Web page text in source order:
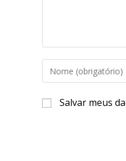
Salvar meus